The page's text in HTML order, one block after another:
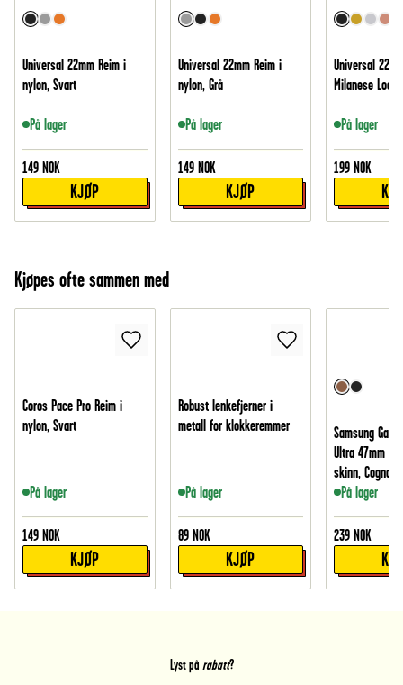
Universal 22mm Reim i
nylon, Svart
På lager
149 NOK
KJØP
Universal 22mm Reim i
nylon, Grå
På lager
149 NOK
KJØP
Universal
Milanese
På lager
199 NOK
Kjøpes ofte sammen med
Coros Pace Pro Reim i
nylon, Svart
På lager
149 NOK
KJØP
Robust lenkefjerner i
metall for klokkeremmer
På lager
89 NOK
KJØP
Samsung
Ultra 47mm
skinn, Cognac
På lager
239 NOK
Lyst på rabatt?